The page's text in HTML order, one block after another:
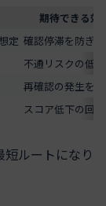
期待できる効
定 確認停滞を防ぎ
不通リスクの低減
再確認の発生を
スコア低下の回避
ルートになり